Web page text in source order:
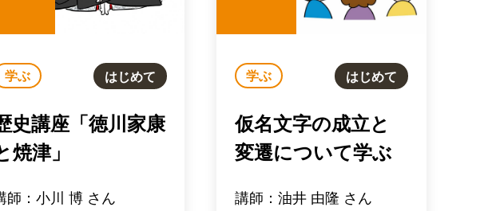
学ぶ はじめて
史講座「徳川家康
焼津」
師：小川 博 さん
学ぶ はじめて
仮名文字の成立と
変遷について学ぶ
講師：油井 由隆 さん